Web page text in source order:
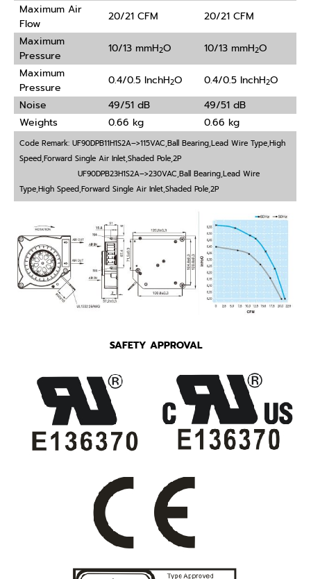
Maximum Air
Flow
20/21 CFM
20/21 CFM
Maximum
Pressure
10/13 mmH2O 10/13 mmH2O
Maximum
Pressure
0.4/0.5 InchH2O 0.4/0.5 InchH2O
Noise
49/51 dB
49/51 dB
Weights
0.66 kg 0.66 kg
Code Remark: UF90DPB11H1S2A–>115VAC,Ball Bearing,Lead Wire Type,High
Speed,Forward Single Air Inlet,Shaded Pole,2P
UF90DPB23H1S2A–>230VAC,Ball Bearing,Lead Wire
Type,High Speed,Forward Single Air Inlet,Shaded Pole,2P
SAFETY APPROVAL